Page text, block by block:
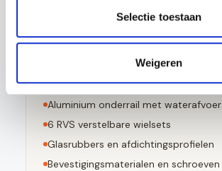
Selectie toestaan
Weigeren
Dit pakket bevat
stuks 10mm geharde glaspanelen
Aluminium bovenrail (Wit RAL 9010)
Aluminium onderrail met waterafvoer
6 RVS verstelbare wielsets
Glasrubbers en afdichtingsprofielen
Bevestigingsmaterialen en schroeven